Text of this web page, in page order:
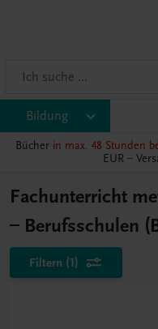
Bildung
Bücher in max. 48 Stunden
EUR –
Fachunterricht
– Berufsschulen
Filtern (1)